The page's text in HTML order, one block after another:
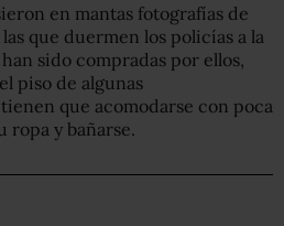
en mantas fotografías de
que duermen los policías a la
sido compradas por ellos,
piso de algunas
que acomodarse con poca
ropa y bañarse.